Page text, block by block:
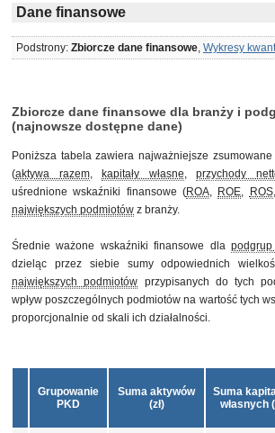
Dane finansowe
Podstrony: Zbiorcze dane finansowe, Wykresy
Zbiorcze dane finansowe dla branży i
(najnowsze dostępne dane)
Poniższa tabela zawiera najważniejsze
(aktywa razem, kapitały własne, przychody
uśrednione wskaźniki finansowe (ROA, ROE, ROS,
największych podmiotów z branży.
Średnie ważone wskaźniki finansowe dla
dzieląc przez siebie sumy odpowiednich
największych podmiotów przypisanych do tych
wpływ poszczególnych podmiotów na wartość tych
proporcjonalnie od skali ich działalności.
Grupowanie
PKD
Suma aktywów
(zł)
Suma
własnych